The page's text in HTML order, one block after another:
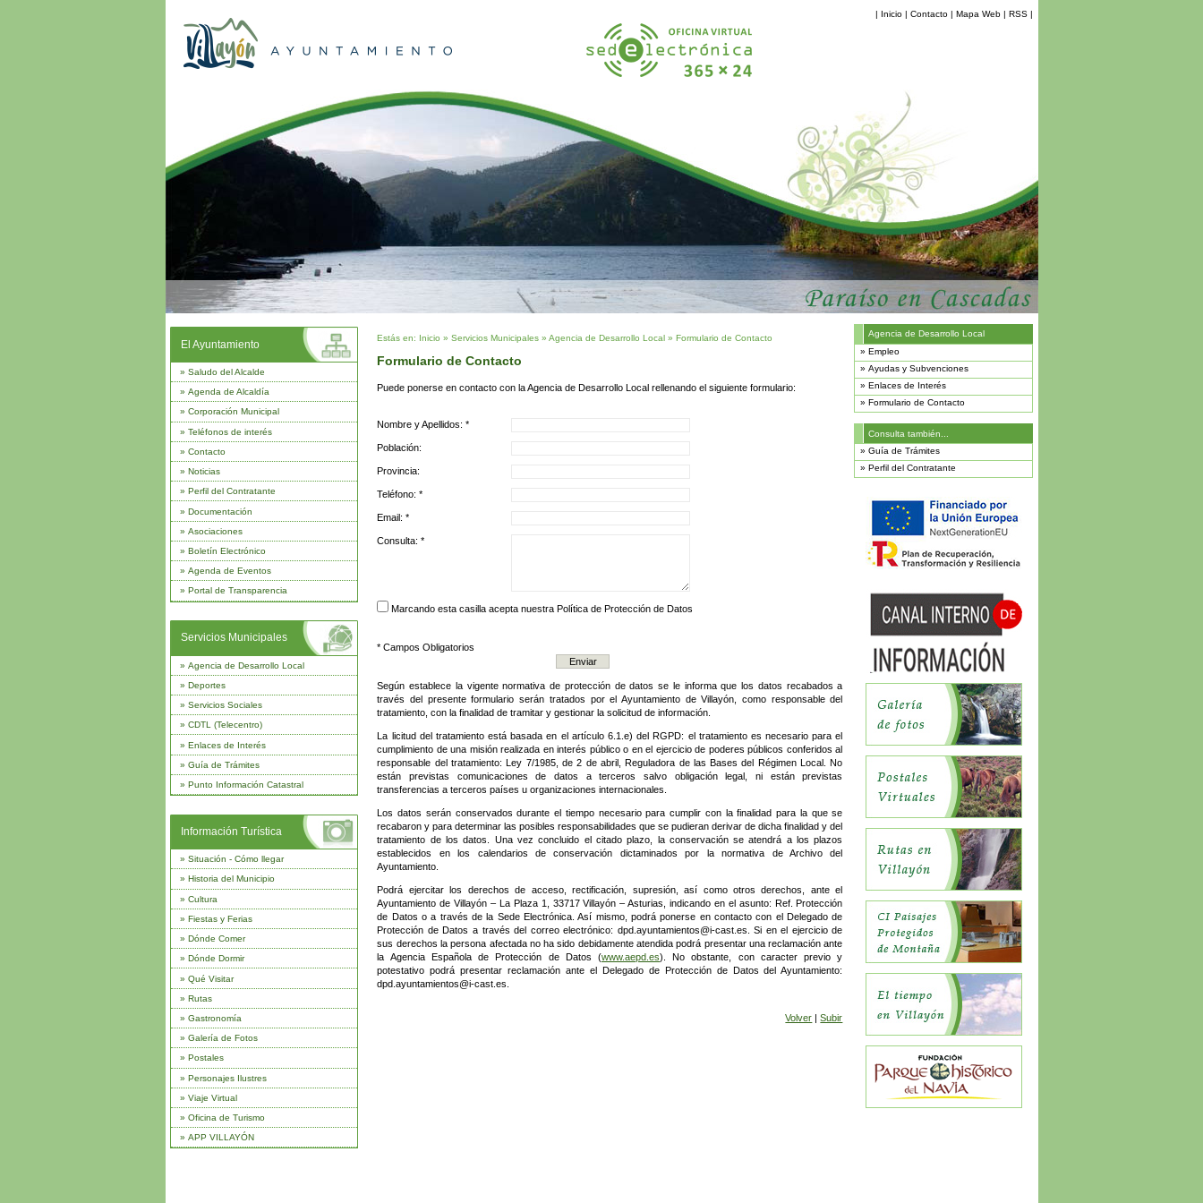
| Inicio |Contacto |Mapa Web |RSS |
El Ayuntamiento
» Saludo del Alcalde
» Agenda de Alcaldía
» Corporación Municipal
» Teléfonos de interés
» Contacto
» Noticias
» Perfil del Contratante
» Documentación
» Asociaciones
» Boletín Electrónico
» Agenda de Eventos
» Portal de Transparencia
Servicios Municipales
» Agencia de Desarrollo Local
» Deportes
» Servicios Sociales
» CDTL (Telecentro)
» Enlaces de Interés
» Guía de Trámites
» Punto Información Catastral
Información Turística
» Situación - Cómo llegar
» Historia del Municipio
» Cultura
» Fiestas y Ferias
» Dónde Comer
» Dónde Dormir
» Qué Visitar
» Rutas
» Gastronomía
» Galería de Fotos
» Postales
» Personajes Ilustres
» Viaje Virtual
» Oficina de Turismo
» APP VILLAYÓN
Estás en: Inicio »Servicios Municipales »Agencia de Desarrollo Local »Formulario de Contacto
Formulario de Contacto
Puede ponerse en contacto con la Agencia de Desarrollo Local rellenando el siguiente formulario:
Nombre y Apellidos: *
Población:
Provincia:
Teléfono: *
Email: *
Consulta: *
Marcando esta casilla acepta nuestra Política de Protección de Datos
* Campos Obligatorios
Según establece la vigente normativa de protección de datos se le informa que los datos recabados a
través del presente formulario serán tratados por el Ayuntamiento de Villayón, como responsable del
tratamiento, con la finalidad de tramitar y gestionar la solicitud de información.
La licitud del tratamiento está basada en el artículo 6.1.e) del RGPD: el tratamiento es necesario para el
cumplimiento de una misión realizada en interés público o en el ejercicio de poderes públicos conferidos al
responsable del tratamiento: Ley 7/1985, de 2 de abril, Reguladora de las Bases del Régimen Local. No
están previstas comunicaciones de datos a terceros salvo obligación legal, ni están previstas
transferencias a terceros países u organizaciones internacionales.
Los datos serán conservados durante el tiempo necesario para cumplir con la finalidad para la que se
recabaron y para determinar las posibles responsabilidades que se pudieran derivar de dicha finalidad y del
tratamiento de los datos. Una vez concluido el citado plazo, la conservación se atendrá a los plazos
establecidos en los calendarios de conservación dictaminados por la normativa de Archivo del
Ayuntamiento.
Podrá ejercitar los derechos de acceso, rectificación, supresión, así como otros derechos, ante el
Ayuntamiento de Villayón – La Plaza 1, 33717 Villayón – Asturias, indicando en el asunto: Ref. Protección
de Datos o a través de la Sede Electrónica. Así mismo, podrá ponerse en contacto con el Delegado de
Protección de Datos a través del correo electrónico: dpd.ayuntamientos@i-cast.es. Si en el ejercicio de
sus derechos la persona afectada no ha sido debidamente atendida podrá presentar una reclamación ante
la Agencia Española de Protección de Datos (www.aepd.es). No obstante, con caracter previo y
potestativo podrá presentar reclamación ante el Delegado de Protección de Datos del Ayuntamiento:
dpd.ayuntamientos@i-cast.es.
Volver |Subir
Agencia de Desarrollo Local
» Empleo
» Ayudas y Subvenciones
» Enlaces de Interés
» Formulario de Contacto
Consulta también...
» Guía de Trámites
» Perfil del Contratante